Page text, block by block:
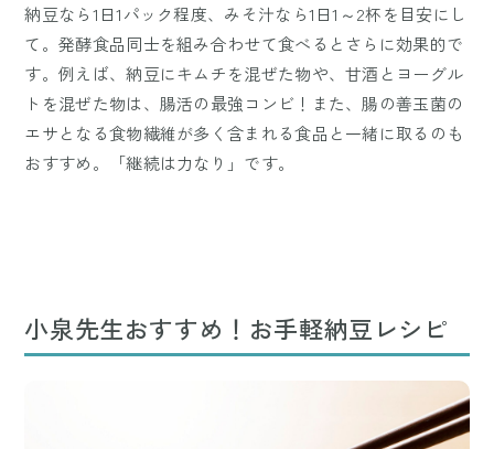
納豆なら1日1パック程度、みそ汁なら1日1～2杯を目安にし
て。発酵食品同士を組み合わせて食べるとさらに効果的で
す。例えば、納豆にキムチを混ぜた物や、甘酒とヨーグル
トを混ぜた物は、腸活の最強コンビ！また、腸の善玉菌の
エサとなる食物繊維が多く含まれる食品と一緒に取るのも
おすすめ。「継続は力なり」です。
小泉先生おすすめ！お手軽納豆レシピ